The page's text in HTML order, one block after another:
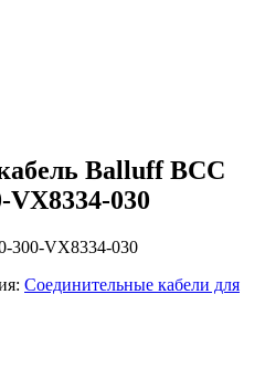
Balluff BCC
VX8334-030
300-VX8334-030
Соединительные кабели для